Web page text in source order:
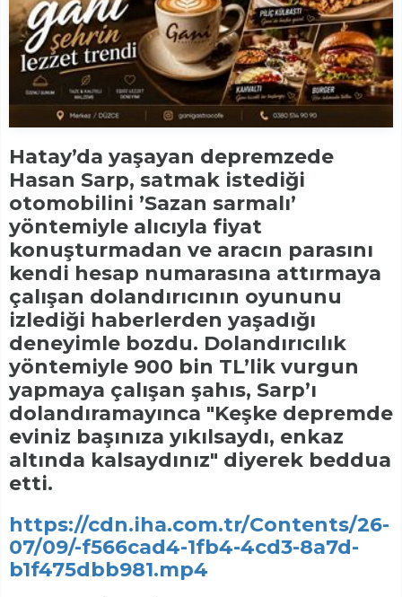
Hatay’da yaşayan depremzede
Hasan Sarp, satmak istediği
otomobilini ’Sazan sarmalı’
yöntemiyle alıcıyla fiyat
konuşturmadan ve aracın parasını
kendi hesap numarasına attırmaya
çalışan dolandırıcının oyununu
izlediği haberlerden yaşadığı
deneyimle bozdu. Dolandırıcılık
yöntemiyle 900 bin TL’lik vurgun
yapmaya çalışan şahıs, Sarp’ı
dolandıramayınca "Keşke depremde
eviniz başınıza yıkılsaydı, enkaz
altında kalsaydınız" diyerek beddua
etti.
https://cdn.iha.com.tr/Contents/26-
07/09/-f566cad4-1fb4-4cd3-8a7d-
b1f475dbb981.mp4